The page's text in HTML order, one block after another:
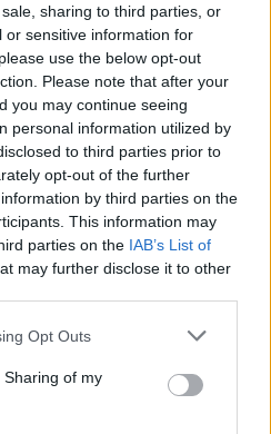
sharing to third parties, or
or sensitive information for
use the below opt-out
Please note that after your
you may continue seeing
personal information utilized by
to third parties prior to
opt-out of the further
by third parties on the
This information may
parties on the IAB’s List of
may further disclose it to other
app uses one or more Google
behaviour. You may click to
and its third-party tags to
purposes in below Google
Opt Outs
of my